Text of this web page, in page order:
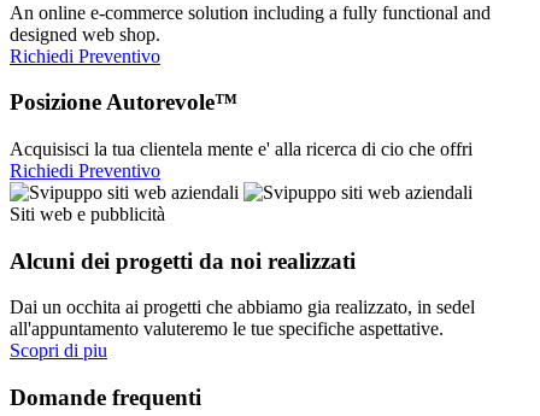
An online e-commerce solution including a fully functional and
designed web shop.
Richiedi Preventivo
Posizione Autorevole™
Acquisisci la tua clientela mente e' alla ricerca di cio che offri
Richiedi Preventivo
Siti web e pubblicità
Alcuni dei progetti da noi realizzati
Dai un occhita ai progetti che abbiamo gia realizzato, in sedel
all'appuntamento valuteremo le tue specifiche aspettative.
Scopri di piu
Domande frequenti